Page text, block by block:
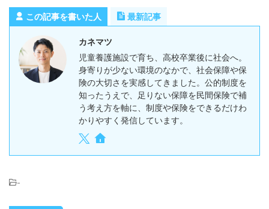
この記事を書いた人 最新記事
カネマツ
児童養護施設で育ち、高校卒業後に社会へ。
身寄りが少ない環境のなかで、社会保障や保
険の大切さを実感してきました。公的制度を
知ったうえで、足りない保障を民間保険で補
う考え方を軸に、制度や保険をできるだけわ
かりやすく発信しています。
-